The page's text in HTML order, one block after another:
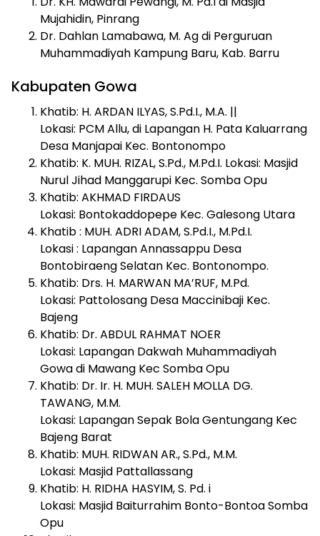
Mujahidin, Pinrang
Dr. Dahlan Lamabawa, M. Ag di Perguruan
Muhammadiyah Kampung Baru, Kab. Barru
Kabupaten Gowa
Khatib: H. ARDAN ILYAS, S.Pd.I., M.A. ||
Lokasi: PCM Allu, di Lapangan H. Pata Kaluarrang
Desa Manjapai Kec. Bontonompo
Khatib: K. MUH. RIZAL, S.Pd., M.Pd.I. Lokasi: Masjid
Nurul Jihad Manggarupi Kec. Somba Opu
Khatib: AKHMAD FIRDAUS
Lokasi: Bontokaddopepe Kec. Galesong Utara
Khatib : MUH. ADRI ADAM, S.Pd.I., M.Pd.I.
Lokasi : Lapangan Annassappu Desa
Bontobiraeng Selatan Kec. Bontonompo.
Khatib: Drs. H. MARWAN MA’RUF, M.Pd.
Lokasi: Pattolosang Desa Maccinibaji Kec.
Bajeng
Khatib: Dr. ABDUL RAHMAT NOER
Lokasi: Lapangan Dakwah Muhammadiyah
Gowa di Mawang Kec Somba Opu
Khatib: Dr. Ir. H. MUH. SALEH MOLLA DG.
TAWANG, M.M.
Lokasi: Lapangan Sepak Bola Gentungang Kec
Bajeng Barat
Khatib: MUH. RIDWAN AR., S.Pd., M.M.
Lokasi: Masjid Pattallassang
Khatib: H. RIDHA HASYIM, S. Pd. i
Lokasi: Masjid Baiturrahim Bonto-Bontoa Somba
Opu